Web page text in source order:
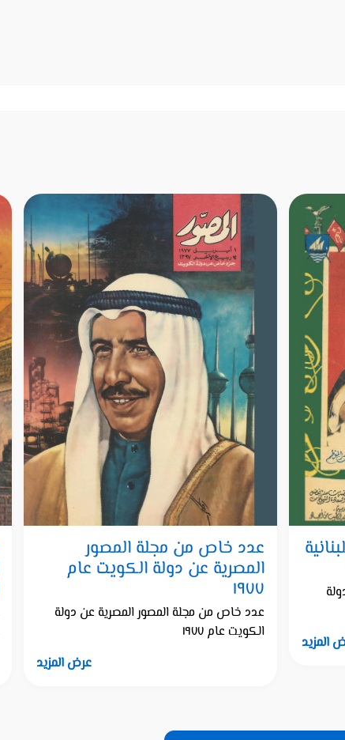
المزيد
عدد خاص من مجلة المصور
المصرية عن دولة الكويت عام
١٩٧٧
عدد خاص من مجلة المصور المصرية عن دولة
الكويت عام ١٩٧٧
عرض المزيد